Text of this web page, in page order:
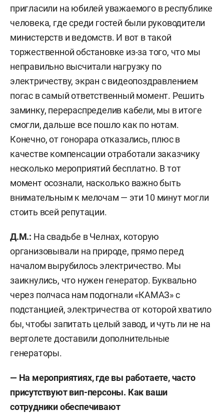
пригласили на юбилей уважаемого в республике
человека, где среди гостей были руководители
министерств и ведомств. И вот в такой
торжественной обстановке из-за того, что мы
неправильно высчитали нагрузку по
электричеству, экран с видеопоздравлением
погас в самый ответственный момент. Решить
заминку, перераспределив кабели, мы в итоге
смогли, дальше все пошло как по нотам.
Конечно, от гонорара отказались, плюс в
качестве компенсации отработали заказчику
несколько мероприятий бесплатно. В тот
момент осознали, насколько важно быть
внимательным к мелочам — эти 10 минут могли
стоить всей репутации.
Д.М.: На свадьбе в Челнах, которую
организовывали на природе, прямо перед
началом вырубилось электричество. Мы
заикнулись, что нужен генератор. Буквально
через полчаса нам подогнали «КАМАЗ» с
подстанцией, электричества от которой хватило
бы, чтобы запитать целый завод, и чуть ли не на
вертолете доставили дополнительные
генераторы.
— На мероприятиях, где вы работаете, часто
присутствуют вип-персоны. Как ваши
сотрудники обеспечивают